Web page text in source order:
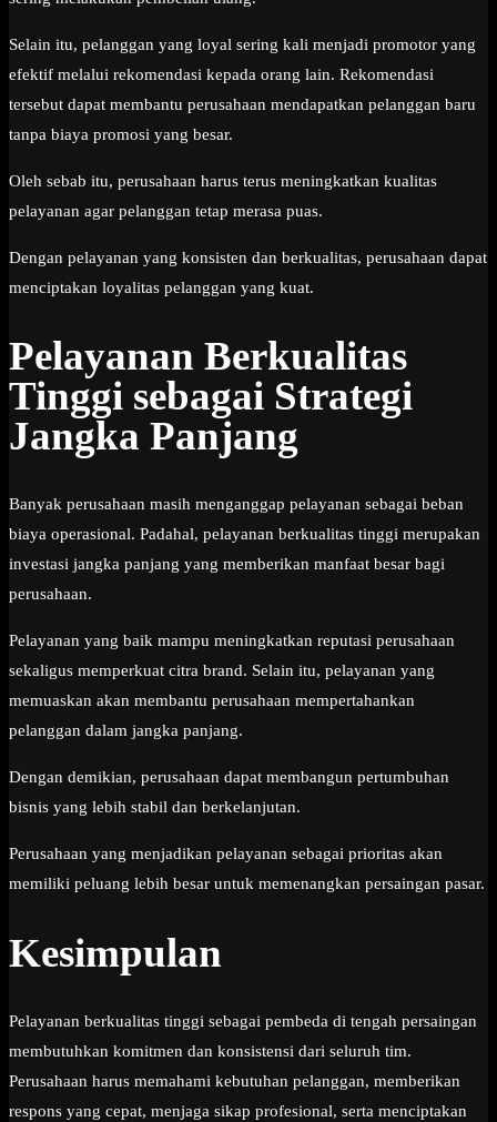
Selain itu, pelanggan yang loyal sering kali menjadi promotor yang
efektif melalui rekomendasi kepada orang lain. Rekomendasi
tersebut dapat membantu perusahaan mendapatkan pelanggan baru
tanpa biaya promosi yang besar.
Oleh sebab itu, perusahaan harus terus meningkatkan kualitas
pelayanan agar pelanggan tetap merasa puas.
Dengan pelayanan yang konsisten dan berkualitas, perusahaan dapat
menciptakan loyalitas pelanggan yang kuat.
Pelayanan Berkualitas
Tinggi sebagai Strategi
Jangka Panjang
Banyak perusahaan masih menganggap pelayanan sebagai beban
biaya operasional. Padahal, pelayanan berkualitas tinggi merupakan
investasi jangka panjang yang memberikan manfaat besar bagi
perusahaan.
Pelayanan yang baik mampu meningkatkan reputasi perusahaan
sekaligus memperkuat citra brand. Selain itu, pelayanan yang
memuaskan akan membantu perusahaan mempertahankan
pelanggan dalam jangka panjang.
Dengan demikian, perusahaan dapat membangun pertumbuhan
bisnis yang lebih stabil dan berkelanjutan.
Perusahaan yang menjadikan pelayanan sebagai prioritas akan
memiliki peluang lebih besar untuk memenangkan persaingan pasar.
Kesimpulan
Pelayanan berkualitas tinggi sebagai pembeda di tengah persaingan
membutuhkan komitmen dan konsistensi dari seluruh tim.
Perusahaan harus memahami kebutuhan pelanggan, memberikan
respons yang cepat, menjaga sikap profesional, serta menciptakan